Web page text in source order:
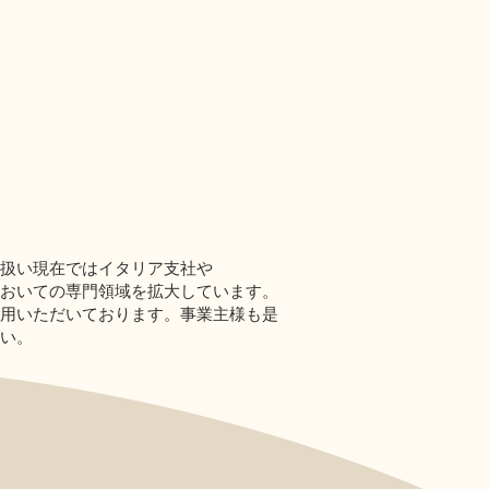
い現在ではイタリア支社や
いての専門領域を拡大しています。
いただいております。事業主様も是
。